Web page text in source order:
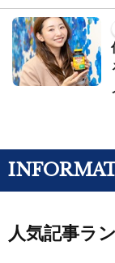
人気記事ラ